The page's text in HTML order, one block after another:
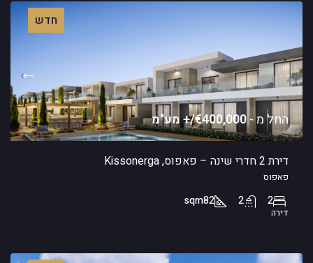
חדש
החל מ -€400,000/+ מע"מ
דירת 2 חדרי שינה – פאפוס, Kissonerga
פאפוס
2
2
82
sqm
דירה